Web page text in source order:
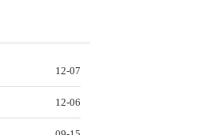
12-07
12-06